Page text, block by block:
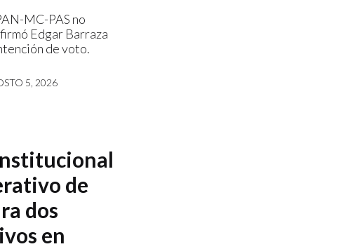
MC-PAS no
Edgar Barraza
de voto.
5, 2026
de
dos
en